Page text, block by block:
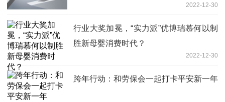
2022-12-30
行业大奖加冕，“实力派”优博瑞慕何以制
胜新母婴消费时代？
2022-12-30
跨年行动：和劳保会一起打卡平安新一年